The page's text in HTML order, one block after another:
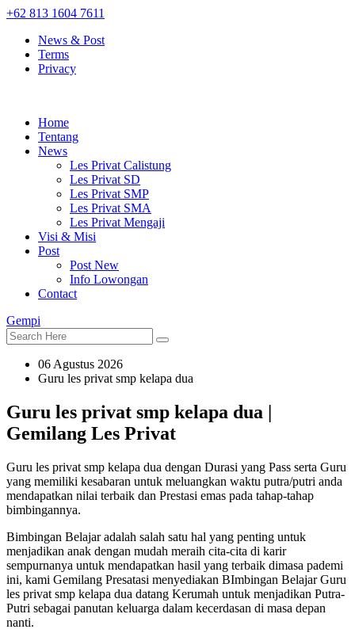
+62 813 1604 7611
News & Post
Terms
Privacy
Home
Tentang
News
Les Privat Calistung
Les Privat SD
Les Privat SMP
Les Privat SMA
Les Privat Mengaji
Visi & Misi
Post
Post New
Info Lowongan
Contact
Gempi
06 Agustus 2026
Guru les privat smp kelapa dua
Guru les privat smp kelapa dua |
Gemilang Les Privat
Guru les privat smp kelapa dua dengan Durasi yang Pass serta Guru
yang memiliki kesabaran untuk meluangkan waktu putra/putri anda
mendapatkan nilai terbaik dan Prestasi emas pada tahap-tahap
bimbingannya.
Bimbingan Belajar adalah salah satu hal yang penting untuk
menjadikan anak dengan mudah meraih cita-cita di karir
sempurnanya untuk mendapatkan hasil yang terbaik dimasa pademi
ini, kami Gemilang Presatasi menyediakan BImbingan Belajar Guru
les privat smp kelapa dua datang Kerumah untuk menjadikan Putra-
Putri sebagai panutan keluarga dalam kecerdasan di masa depan
nanti.